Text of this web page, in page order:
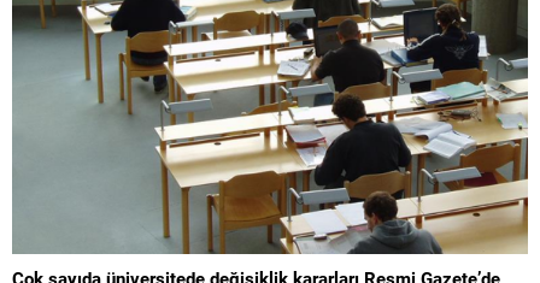
Çok sayıda üniversitede değişiklik kararları Resmi Gazete’de